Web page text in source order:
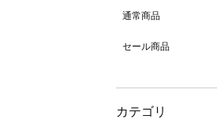
通常商品
セール商品
カテゴリ